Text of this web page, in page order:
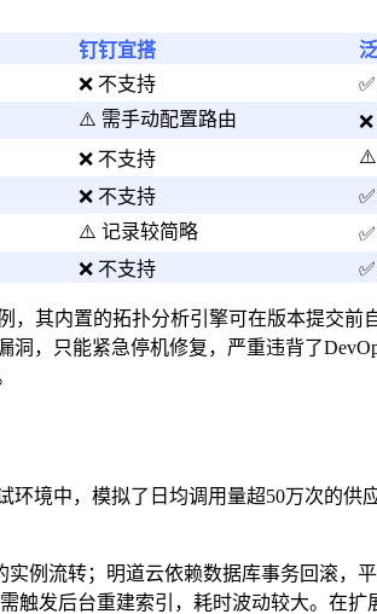
钉钉宜搭
❌ 不支持
⚠️ 需手动配置路由
❌ 不支持
⚠️
❌ 不支持
⚠️ 记录较简略
❌ 不支持
其内置的拓扑分析引擎可在版本提交前
，只能紧急停机修复，严重违背了
境中，模拟了日均调用量超50万次的供
实例流转；明道云依赖数据库事务回滚，
发后台重建索引，耗时波动较大。在扩